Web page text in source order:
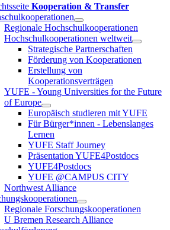
Kooperation & Transfer
Regionale Hochschulkooperationen
Hochschulkooperationen weltweit
Strategische Partnerschaften
Förderung von Kooperationen
Erstellung von
Kooperationsverträgen
YUFE - Young Universities for the Future
of Europe
Europäisch studieren mit YUFE
Für Bürger*innen - Lebenslanges
Lernen
YUFE Staff Journey
Präsentation YUFE4Postdocs
YUFE4Postdocs
YUFE @CAMPUS CITY
Northwest Alliance
Regionale Forschungskooperationen
U Bremen Research Alliance